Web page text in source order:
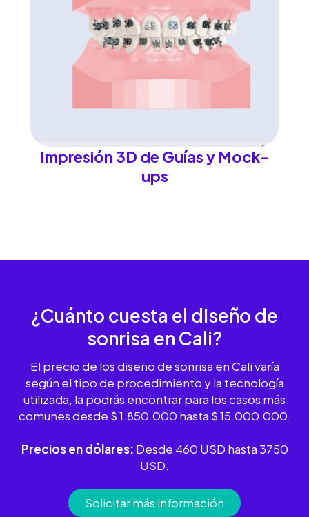
Impresión 3D de Guías y Mock-
ups
¿Cuánto cuesta el diseño de
sonrisa en Cali?
El precio de los diseño de sonrisa en Cali varía
según el tipo de procedimiento y la tecnología
utilizada, la podrás encontrar para los casos más
comunes desde $ 1.850.000 hasta $ 15.000.000.
Precios en dólares: Desde 460 USD hasta 3750
USD.
Solicitar más información